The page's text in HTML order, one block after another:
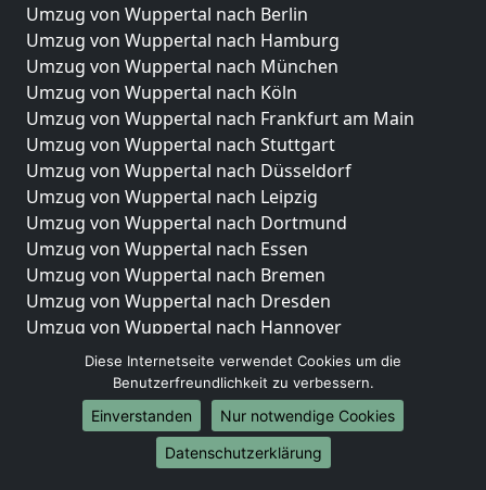
Umzug von Wuppertal nach Berlin
Umzug von Wuppertal nach Hamburg
Umzug von Wuppertal nach München
Umzug von Wuppertal nach Köln
Umzug von Wuppertal nach Frankfurt am Main
Umzug von Wuppertal nach Stuttgart
Umzug von Wuppertal nach Düsseldorf
Umzug von Wuppertal nach Leipzig
Umzug von Wuppertal nach Dortmund
Umzug von Wuppertal nach Essen
Umzug von Wuppertal nach Bremen
Umzug von Wuppertal nach Dresden
Umzug von Wuppertal nach Hannover
Umzug von Wuppertal nach Nürnberg
Umzug von Wuppertal nach Duisburg
Umzug von Wuppertal nach Bochum
Umzug von Wuppertal nach Wuppertal
Umzug von Wuppertal nach Bielefeld
Diese Internetseite verwendet Cookies um die
Benutzerfreundlichkeit zu verbessern.
Einverstanden
Nur notwendige Cookies
Datenschutzerklärung